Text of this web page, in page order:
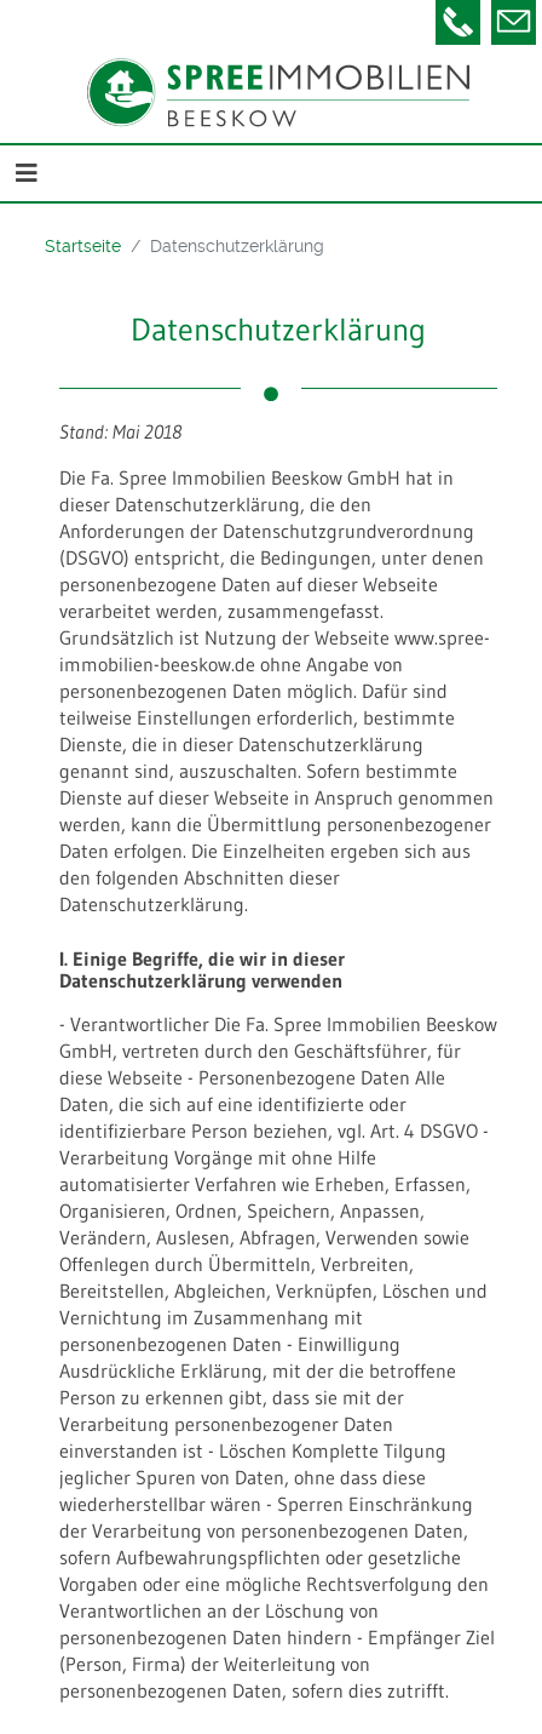
Telefon
Startseite Datenschutzerklärung
Datenschutzerklärung
Stand: Mai 2018
Die Fa. Spree Immobilien Beeskow GmbH hat in
dieser Datenschutzerklärung, die den
Anforderungen der Datenschutzgrundverordnung
(DSGVO) entspricht, die Bedingungen, unter denen
personenbezogene Daten auf dieser Webseite
verarbeitet werden, zusammengefasst.
Grundsätzlich ist Nutzung der Webseite www.spree-
immobilien-beeskow.de ohne Angabe von
personenbezogenen Daten möglich. Dafür sind
teilweise Einstellungen erforderlich, bestimmte
Dienste, die in dieser Datenschutzerklärung
genannt sind, auszuschalten. Sofern bestimmte
Dienste auf dieser Webseite in Anspruch genommen
werden, kann die Übermittlung personenbezogener
Daten erfolgen. Die Einzelheiten ergeben sich aus
den folgenden Abschnitten dieser
Datenschutzerklärung.
I. Einige Begriffe, die wir in dieser
Datenschutzerklärung verwenden
- Verantwortlicher Die Fa. Spree Immobilien Beeskow
GmbH, vertreten durch den Geschäftsführer, für
diese Webseite - Personenbezogene Daten Alle
Daten, die sich auf eine identifizierte oder
identifizierbare Person beziehen, vgl. Art. 4 DSGVO -
Verarbeitung Vorgänge mit ohne Hilfe
automatisierter Verfahren wie Erheben, Erfassen,
Organisieren, Ordnen, Speichern, Anpassen,
Verändern, Auslesen, Abfragen, Verwenden sowie
Offenlegen durch Übermitteln, Verbreiten,
Bereitstellen, Abgleichen, Verknüpfen, Löschen und
Vernichtung im Zusammenhang mit
personenbezogenen Daten - Einwilligung
Ausdrückliche Erklärung, mit der die betroffene
Person zu erkennen gibt, dass sie mit der
Verarbeitung personenbezogener Daten
einverstanden ist - Löschen Komplette Tilgung
jeglicher Spuren von Daten, ohne dass diese
wiederherstellbar wären - Sperren Einschränkung
der Verarbeitung von personenbezogenen Daten,
sofern Aufbewahrungspflichten oder gesetzliche
Vorgaben oder eine mögliche Rechtsverfolgung den
Verantwortlichen an der Löschung von
personenbezogenen Daten hindern - Empfänger Ziel
(Person, Firma) der Weiterleitung von
personenbezogenen Daten, sofern dies zutrifft.